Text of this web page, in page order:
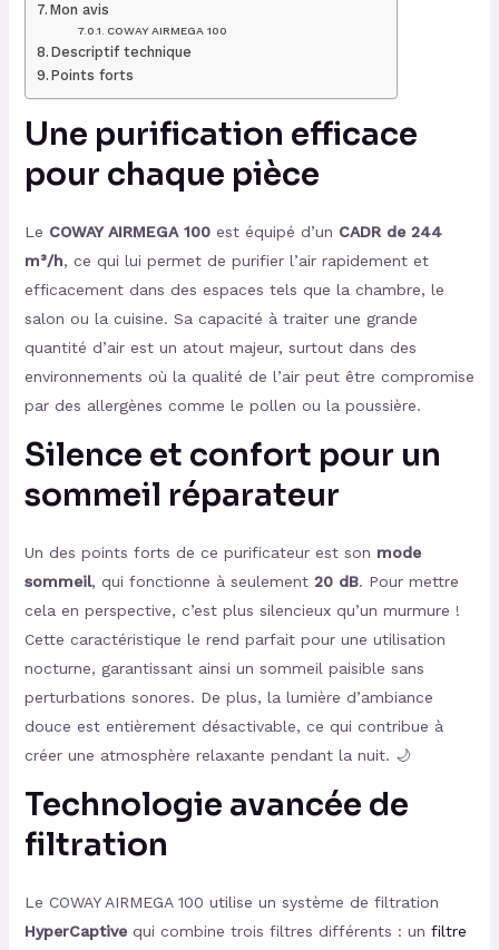
Mon avis
COWAY AIRMEGA 100
Descriptif technique
Points forts
Une purification efficace
pour chaque pièce
Le COWAY AIRMEGA 100est équipé d’un CADR de 244
m³/h, ce qui lui permet de purifier l’air rapidement et
efficacement dans des espaces tels que la chambre, le
salon ou la cuisine. Sa capacité à traiter une grande
quantité d’air est un atout majeur, surtout dans des
environnements où la qualité de l’air peut être compromise
par des allergènes comme le pollen ou la poussière.
Silence et confort pour un
sommeil réparateur
Un des points forts de ce purificateur est son mode
sommeil, qui fonctionne à seulement 20 dB. Pour mettre
cela en perspective, c’est plus silencieux qu’un murmure !
Cette caractéristique le rend parfait pour une utilisation
nocturne, garantissant ainsi un sommeil paisible sans
perturbations sonores. De plus, la lumière d’ambiance
douce est entièrement désactivable, ce qui contribue à
créer une atmosphère relaxante pendant la nuit. 🌙
Technologie avancée de
filtration
Le COWAY AIRMEGA 100 utilise un système de filtration
HyperCaptivequi combine trois filtres différents : un filtre